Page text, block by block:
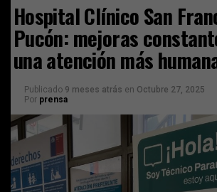
Hospital Clínico San
Pucón: mejoras
una atención más
Publicado 9 meses atrás en Octubre 27, 2025
Por prensa